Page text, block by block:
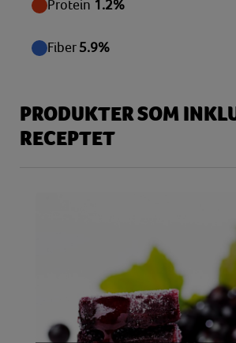
Protein 1.2%
Fiber 5.9%
PRODUKTER SOM
RECEPTET